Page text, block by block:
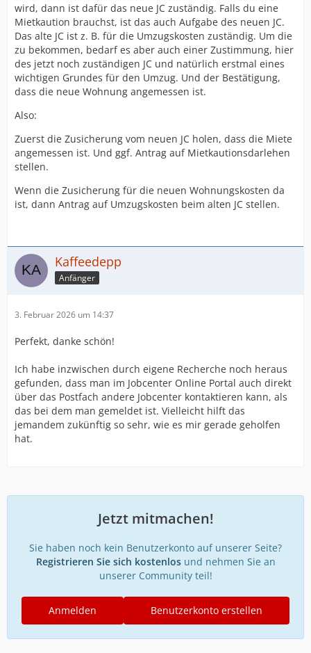
wird, dann ist dafür das neue JC zuständig. Falls du eine
Mietkaution brauchst, ist das auch Aufgabe des neuen JC.
Das alte JC ist z. B. für die Umzugskosten zuständig. Um die
zu bekommen, bedarf es aber auch einer Zustimmung, hier
des jetzt noch zuständigen JC und natürlich erstmal eines
wichtigen Grundes für den Umzug. Und der Bestätigung,
dass die neue Wohnung angemessen ist.
Also:
Zuerst die Zusicherung vom neuen JC holen, dass die Miete
angemessen ist. Und ggf. Antrag auf Mietkautionsdarlehen
stellen.
Wenn die Zusicherung für die neuen Wohnungskosten da
ist, dann Antrag auf Umzugskosten beim alten JC stellen.
Kaffeedepp
Anfänger
3. Februar 2026 um 14:37
Perfekt, danke schön!
Ich habe inzwischen durch eigene Recherche noch heraus
gefunden, dass man im Jobcenter Online Portal auch direkt
über das Postfach andere Jobcenter kontaktieren kann, als
das bei dem man gemeldet ist. Vielleicht hilft das
jemandem zukünftig so sehr, wie es mir gerade geholfen
hat.
Jetzt mitmachen!
Sie haben noch kein Benutzerkonto auf unserer Seite?
Registrieren Sie sich kostenlosund nehmen Sie an
unserer Community teil!
Benutzerkonto erstellen
Anmelden